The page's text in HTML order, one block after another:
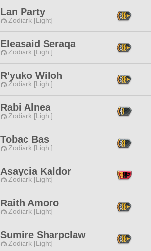
Lan Party
Zodiark [Light]
Eleasaid Seraqa
Zodiark [Light]
R'yuko Wiloh
Zodiark [Light]
Rabi Alnea
Zodiark [Light]
Tobac Bas
Zodiark [Light]
Asaycia Kaldor
Zodiark [Light]
Raith Amoro
Zodiark [Light]
Sumire Sharpclaw
Zodiark [Light]